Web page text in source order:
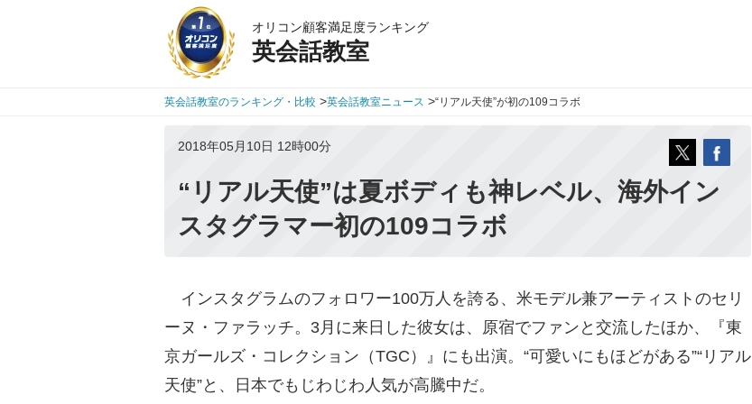
オリコン顧客満足度ランキング
英会話教室
英会話教室のランキング・比較 >英会話教室ニュース >“リアル天使”が初の109コラボ
2018年05月10日 12時00分
“リアル天使”は夏ボディも神レベル、海外イン
スタグラマー初の109コラボ
インスタグラムのフォロワー100万人を誇る、米モデル兼アーティストのセリ
ーヌ・ファラッチ。3月に来日した彼女は、原宿でファンと交流したほか、『東
京ガールズ・コレクション（TGC）』にも出演。“可愛いにもほどがある”“リアル
天使”と、日本でもじわじわ人気が高騰中だ。